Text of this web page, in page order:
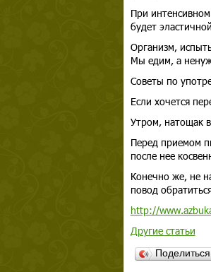
При
будет
Организм,
Мы едим, а
Советы по
Если хочется
Утром, натощак
Перед приемом
после нее
Конечно же, не
повод
http://
Другие статьи